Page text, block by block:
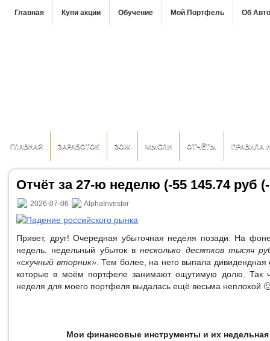
Главная Купи акции Обучение Мой Портфель Об
ГЛАВНАЯ ЗАРАБОТОК ЗОЖ МЫСЛИ ОТЧЁТЫ ПРАВИЛА
Отчёт за 27-ю неделю (-55 145.74 руб
2026-07-06 AlphaInvestor
Привет, друг! Очередная убыточная неделя позади. На
недель, недельный убыток внесколько десятков тысяч
«скучный вторник». Тем более, на него выпала дивидендная
которые в моём портфеле занимают ощутимую долю. Так
неделя для моего портфеля выдалась ещё весьма неплохой
Мои финансовые инструменты и их